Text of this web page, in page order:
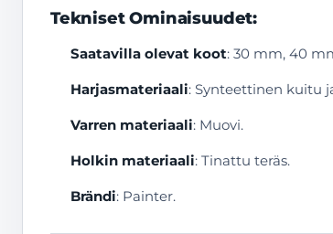
Tekniset Ominaisuudet:
Saatavilla olevat koot: 30 mm, 40
Harjasmateriaali: Synteettinen kuitu
Varren materiaali: Muovi.
Holkin materiaali: Tinattu teräs.
Brändi: Painter.